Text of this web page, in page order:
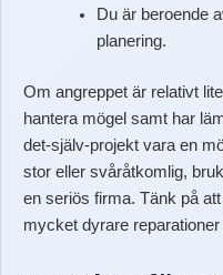
Du är beroende
planering.
Om angreppet är relativt
hantera mögel samt har
det-själv-projekt vara en
stor eller svåråtkomlig,
en seriös firma. Tänk på att
mycket dyrare reparationer